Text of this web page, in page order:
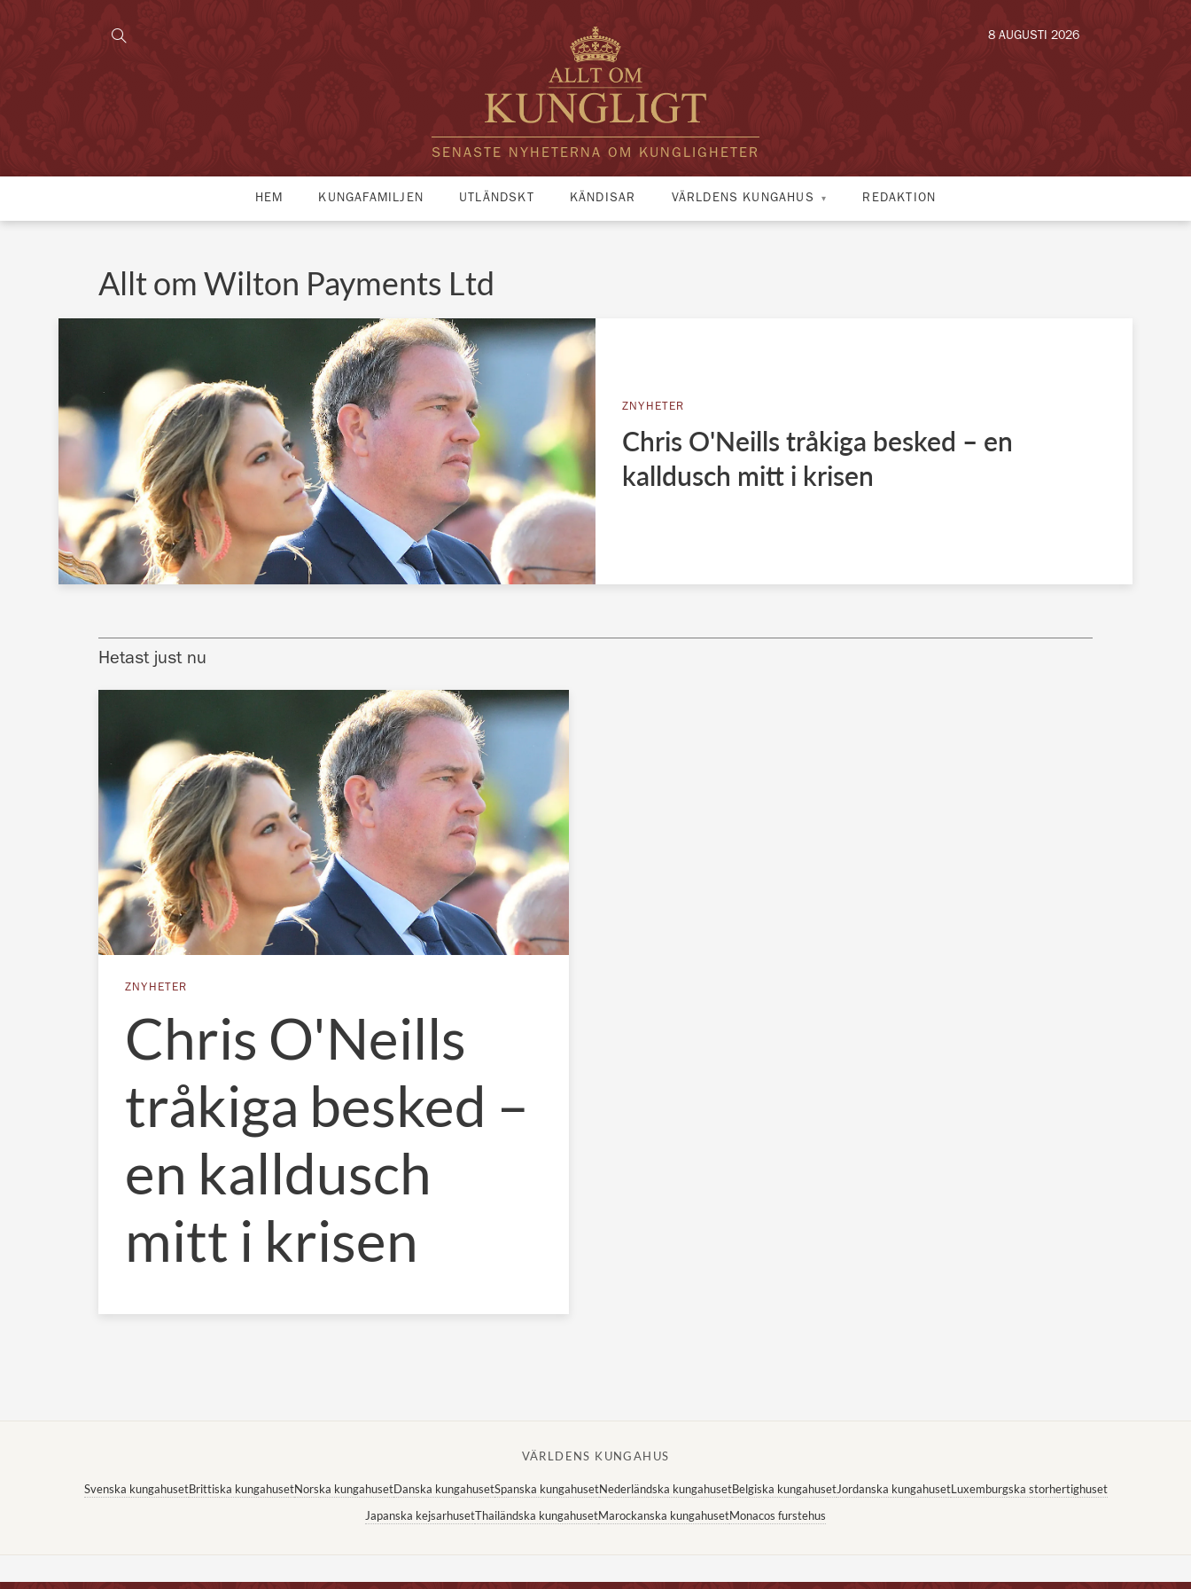
SENASTE NYHETERNA OM KUNGLIGHETER
8 AUGUSTI 2026
HEM KUNGAFAMILJEN UTLÄNDSKT KÄNDISAR VÄRLDENS KUNGAHUS REDAKTION
Allt om Wilton Payments Ltd
ZNYHETER
Chris O'Neills tråkiga besked – en
kalldusch mitt i krisen
Hetast just nu
ZNYHETER
Chris O'Neills
tråkiga besked –
en kalldusch
mitt i krisen
VÄRLDENS KUNGAHUS
Svenska kungahusetBrittiska kungahusetNorska kungahusetDanska kungahusetSpanska kungahusetNederländska kungahusetBelgiska kungahusetJordanska kungahusetLuxemburgska storhertighuset
Japanska kejsarhusetThailändska kungahusetMarockanska kungahusetMonacos furstehus